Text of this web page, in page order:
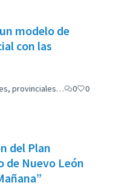
modelo de
con las
provinciales…
0
0
del Plan
de Nuevo León